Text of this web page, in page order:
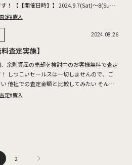
！ 【【開催日時】】 2024.9.7(Sat)～8(Sun)
1時間半～2時間を予定して […]
定#購入
料査定実施】
余剰資産の売却を検討中のお客様無料で査定
しつこいセールスは一切しませんので、ご
他社での査定金額と比較してみたい そんな
お問い合わせください。 2024.8.31(Sat […]
定#購入
2024.08.26
2